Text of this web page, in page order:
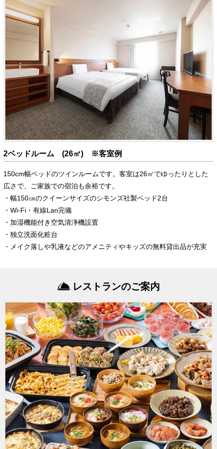
2ベッドルーム (26㎡) ※客室例
150cm幅ベッドのツインルームです。客室は26㎡でゆったりとした
広さで、ご家族での宿泊も余裕です。
・幅150㎝のクイーンサイズのシモンズ社製ベッド2台
・Wi-Fi・有線Lan完備
・加湿機能付き空気清浄機設置
・独立洗面化粧台
・メイク落しや乳液などのアメニティやキッズの無料貸出品が充実
レストランのご案内